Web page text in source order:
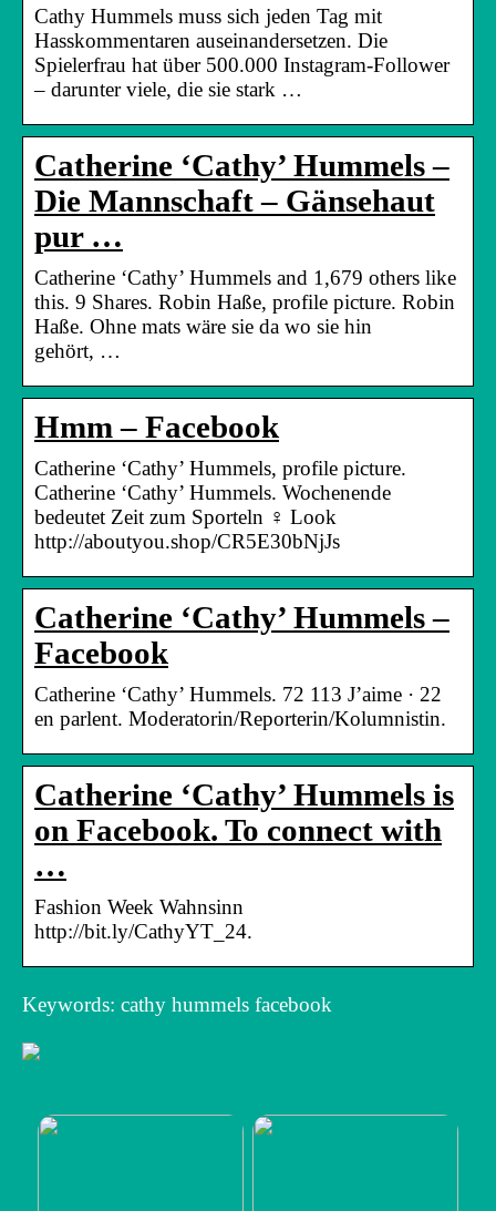
Cathy Hummels muss sich jeden Tag mit
Hasskommentaren auseinandersetzen. Die
Spielerfrau hat über 500.000 Instagram-Follower
– darunter viele, die sie stark …
Catherine ‘Cathy’ Hummels –
Die Mannschaft – Gänsehaut
pur …
Catherine ‘Cathy’ Hummels and 1,679 others like
this. 9 Shares. Robin Haße, profile picture. Robin
Haße. Ohne mats wäre sie da wo sie hin
gehört, …
Hmm – Facebook
Catherine ‘Cathy’ Hummels, profile picture.
Catherine ‘Cathy’ Hummels. Wochenende
bedeutet Zeit zum Sporteln ‍♀️ Look
http://aboutyou.shop/CR5E30bNjJs
Catherine ‘Cathy’ Hummels –
Facebook
Catherine ‘Cathy’ Hummels. 72 113 J’aime · 22
en parlent. Moderatorin/Reporterin/Kolumnistin.
Catherine ‘Cathy’ Hummels is
on Facebook. To connect with
…
Fashion Week Wahnsinn
http://bit.ly/CathyYT_24.
Keywords: cathy hummels facebook